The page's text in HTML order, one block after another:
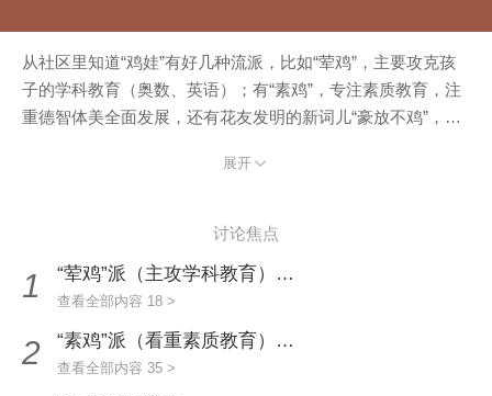
从社区里知道“鸡娃”有好几种流派，比如“荤鸡”，主要攻克孩
子的学科教育（奥数、英语）；有“素鸡”，专注素质教育，注
重德智体美全面发展，还有花友发明的新词儿“豪放不鸡”，就
展开
讨论焦点
1 “荤鸡”派（主攻学科教育）…
查看全部内容 18 >
2 “素鸡”派（看重素质教育）…
查看全部内容 35 >